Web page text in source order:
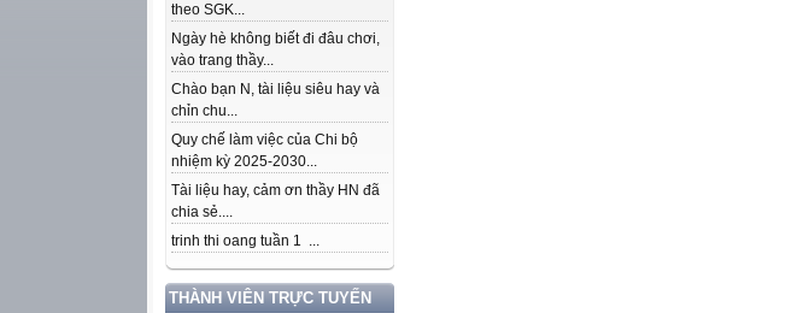
theo SGK...
Ngày hè không biết đi đâu chơi,
vào trang thầy...
Chào bạn N, tài liệu siêu hay và
chỉn chu...
Quy chế làm việc của Chi bộ
nhiệm kỳ 2025-2030...
Tài liệu hay, cảm ơn thầy HN đã
chia sẻ....
trinh thi oang tuần 1 ...
THÀNH VIÊN TRỰC TUYẾN